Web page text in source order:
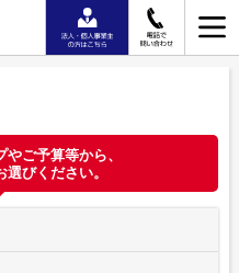
ご予算等から、
びください。